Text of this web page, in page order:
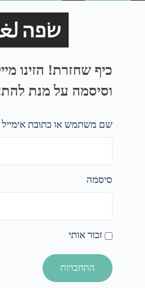
כיף שחזרת! הזינו
וסיסמה על מנת
שם משתמש או כתובת אימייל
סיסמה
זכור אותי
התחברות